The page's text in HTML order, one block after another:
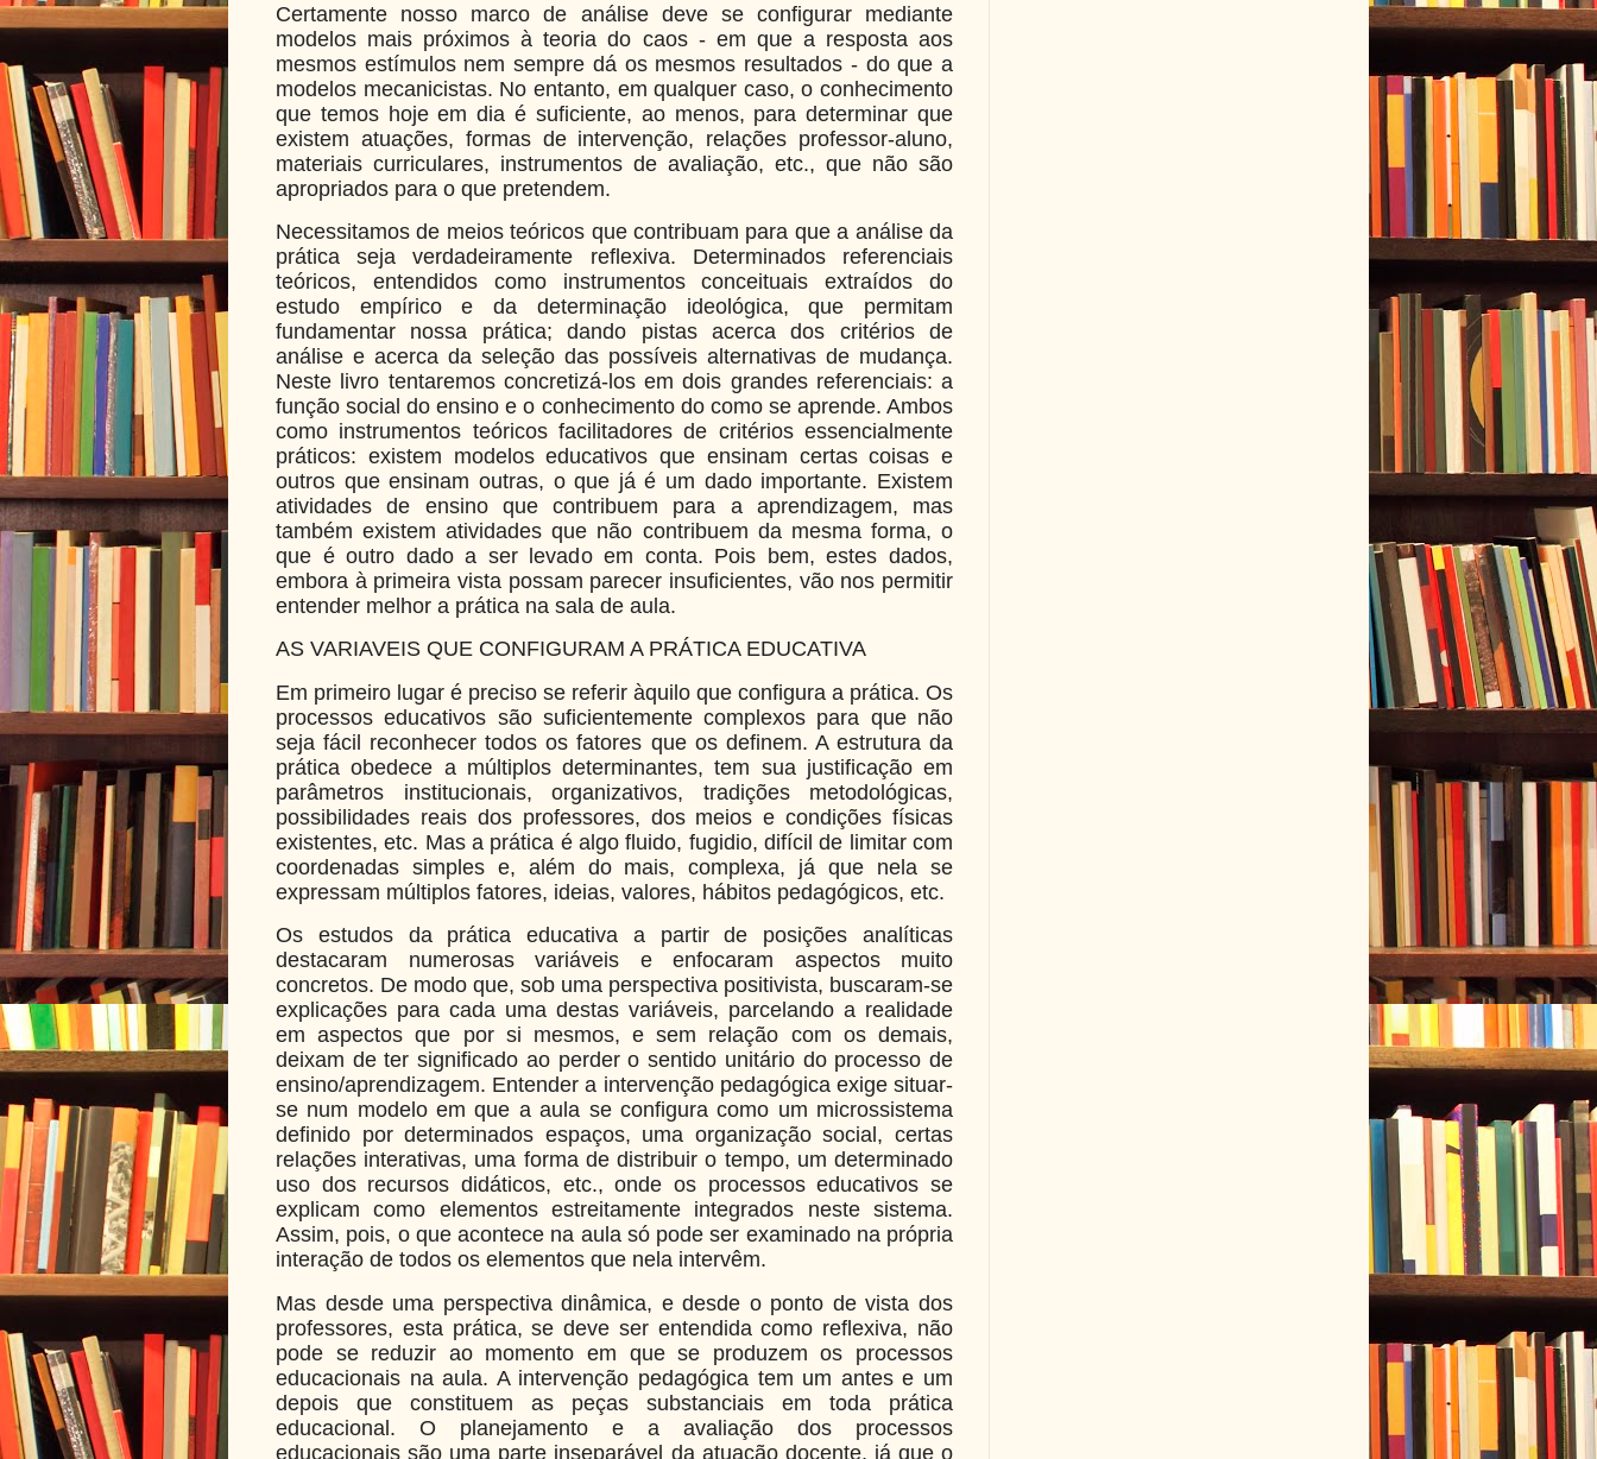
Certamente nosso marco de análise deve se configurar mediante
modelos mais próximos à teoria do caos - em que a resposta aos
mesmos estímulos nem sempre dá os mesmos resultados - do que a
modelos mecanicistas. No entanto, em qualquer caso, o conhecimento
que temos hoje em dia é suficiente, ao menos, para determinar que
existem atuações, formas de intervenção, relações professor-aluno,
materiais curriculares, instrumentos de avaliação, etc., que não são
apropriados para o que pretendem.
Necessitamos de meios teóricos que contribuam para que a análise da
prática seja verdadeiramente reflexiva. Determinados referenciais
teóricos, entendidos como instrumentos conceituais extraídos do
estudo empírico e da determinação ideológica, que permitam
fundamentar nossa prática; dando pistas acerca dos critérios de
análise e acerca da seleção das possíveis alternativas de mudança.
Neste livro tentaremos concretizá-los em dois grandes referenciais: a
função social do ensino e o conhecimento do como se aprende. Ambos
como instrumentos teóricos facilitadores de critérios essencialmente
práticos: existem modelos educativos que ensinam certas coisas e
outros que ensinam outras, o que já é um dado importante. Existem
atividades de ensino que contribuem para a aprendizagem, mas
também existem atividades que não contribuem da mesma forma, o
que é outro dado a ser levado em conta. Pois bem, estes dados,
embora à primeira vista possam parecer insuficientes, vão nos permitir
entender melhor a prática na sala de aula.
AS VARIAVEIS QUE CONFIGURAM A PRÁTICA EDUCATIVA
Em primeiro lugar é preciso se referir àquilo que configura a prática. Os
processos educativos são suficientemente complexos para que não
seja fácil reconhecer todos os fatores que os definem. A estrutura da
prática obedece a múltiplos determinantes, tem sua justificação em
parâmetros institucionais, organizativos, tradições metodológicas,
possibilidades reais dos professores, dos meios e condições físicas
existentes, etc. Mas a prática é algo fluido, fugidio, difícil de limitar com
coordenadas simples e, além do mais, complexa, já que nela se
expressam múltiplos fatores, ideias, valores, hábitos pedagógicos, etc.
Os estudos da prática educativa a partir de posições analíticas
destacaram numerosas variáveis e enfocaram aspectos muito
concretos. De modo que, sob uma perspectiva positivista, buscaram-se
explicações para cada uma destas variáveis, parcelando a realidade
em aspectos que por si mesmos, e sem relação com os demais,
deixam de ter significado ao perder o sentido unitário do processo de
ensino/aprendizagem. Entender a intervenção pedagógica exige situar-
se num modelo em que a aula se configura como um microssistema
definido por determinados espaços, uma organização social, certas
relações interativas, uma forma de distribuir o tempo, um determinado
uso dos recursos didáticos, etc., onde os processos educativos se
explicam como elementos estreitamente integrados neste sistema.
Assim, pois, o que acontece na aula só pode ser examinado na própria
interação de todos os elementos que nela intervêm.
Mas desde uma perspectiva dinâmica, e desde o ponto de vista dos
professores, esta prática, se deve ser entendida como reflexiva, não
pode se reduzir ao momento em que se produzem os processos
educacionais na aula. A intervenção pedagógica tem um antes e um
depois que constituem as peças substanciais em toda prática
educacional. O planejamento e a avaliação dos processos
educacionais são uma parte inseparável da atuação docente, já que o